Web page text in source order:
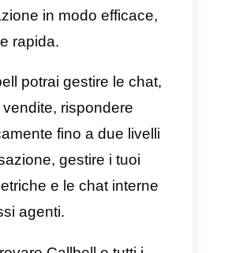
le aziende
adottare e utilizzare
messaggistica come
di comunicazione,
così di dare tanta
alla live chat.
perché le live chat sono